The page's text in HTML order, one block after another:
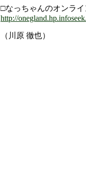
□なっちゃんのオンラ
http://
（川原 徹也）